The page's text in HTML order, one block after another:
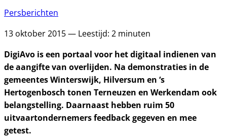
Persberichten
13 oktober 2015 — Leestijd: 2 minuten
DigiAvo is een portaal voor het digitaal indienen van
de aangifte van overlijden. Na demonstraties in de
gemeentes Winterswijk, Hilversum en ‘s
Hertogenbosch tonen Terneuzen en Werkendam ook
belangstelling. Daarnaast hebben ruim 50
uitvaartondernemers feedback gegeven en mee
getest.